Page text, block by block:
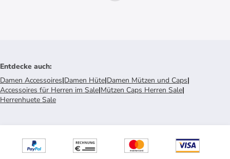
Entdecke auch:
Damen Accessoires|Damen Hüte|Damen Mützen und Caps|
Accessoires für Herren im Sale|Mützen Caps Herren Sale|
Herrenhuete Sale